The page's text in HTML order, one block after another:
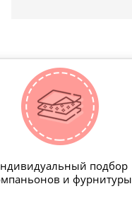
подбор
и фурнитуры